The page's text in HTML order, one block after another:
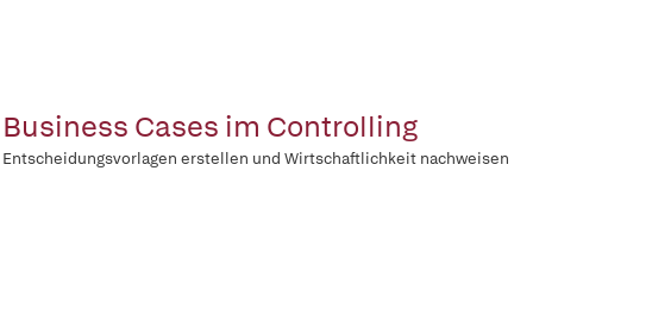
Business Cases im Controlling
Entscheidungsvorlagen erstellen und Wirtschaftlichkeit nachweisen